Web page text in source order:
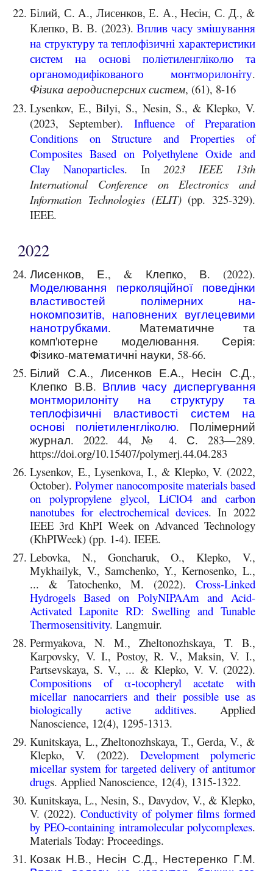
Білий, С. А., Лисенков, Е. А., Несін, С. Д., &
Клепко, В. В. (2023). Вплив часу змішування
на структуру та теплофізичні характеристики
систем на основі поліетиленгліколю та
органомодифікованого монтморилоніту.
Фізика аеродисперсних систем, (61), 8-16
Lysenkov, E., Bilyi, S., Nesin, S., & Klepko, V.
(2023, September). Influence of Preparation
Conditions on Structure and Properties of
Composites Based on Polyethylene Oxide and
Clay Nanoparticles. In 2023 IEEE 13th
International Conference on Electronics and
Information Technologies (ELIT)(pp. 325-329).
IEEE.
2022
Лисенков, Е., & Клепко, В. (2022).
Моделювання перколяційної поведінки
властивостей полімерних на-
нокомпозитів, наповнених вуглецевими
нанотрубками. Математичне та
комп'ютерне моделювання. Серія:
Фізико-математичні науки, 58-66.
Білий С.А., Лисенков Е.А., Несін С.Д.,
Клепко В.В. Вплив часу диспергування
монтморилоніту на структуру та
теплофізичні властивості систем на
основі поліетиленгліколю. Полімерний
журнал. 2022. 44, № 4. С. 283—289.
https://doi.org/10.15407/polymerj.44.04.283
Lysenkov, E., Lysenkova, I., & Klepko, V. (2022,
October). Polymer nanocomposite materials based
on polypropylene glycol, LiClO4 and carbon
nanotubes for electrochemical devices. In 2022
IEEE 3rd KhPI Week on Advanced Technology
(KhPIWeek) (pp. 1-4). IEEE.
Lebovka, N., Goncharuk, O., Klepko, V.,
Mykhailyk, V., Samchenko, Y., Kernosenko, L.,
... & Tatochenko, M. (2022).
Cross-Linked
Hydrogels Based on PolyNIPAAm and Acid-
Activated Laponite RD: Swelling and Tunable
Thermosensitivity. Langmuir.
Permyakova, N. M., Zheltonozhskaya, T. B.,
Karpovsky, V. I., Postoy, R. V., Maksin, V. I.,
Partsevskaya, S. V., ... & Klepko, V. V. (2022).
Compositions of α-tocopheryl acetate with
micellar nanocarriers and their possible use as
biologically active additives. Applied
Nanoscience, 12(4), 1295-1313.
Kunitskaya, L., Zheltonozhskaya, T., Gerda, V., &
Klepko, V. (2022). Development polymeric
micellar system for targeted delivery of antitumor
drugs. Applied Nanoscience, 12(4), 1315-1322.
Kunitskaya, L., Nesin, S., Davydov, V., & Klepko,
V. (2022).Conductivity of polymer films formed
by PEO-containing intramolecular polycomplexes.
Materials Today: Proceedings.
Козак Н.В., Несін С.Д., Нестеренко Г.М.